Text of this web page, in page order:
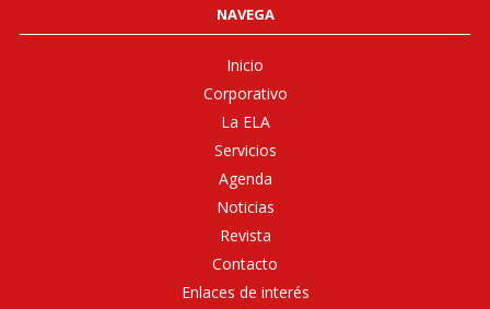
NAVEGA
Inicio
Corporativo
La ELA
Servicios
Agenda
Noticias
Revista
Contacto
Enlaces de interés